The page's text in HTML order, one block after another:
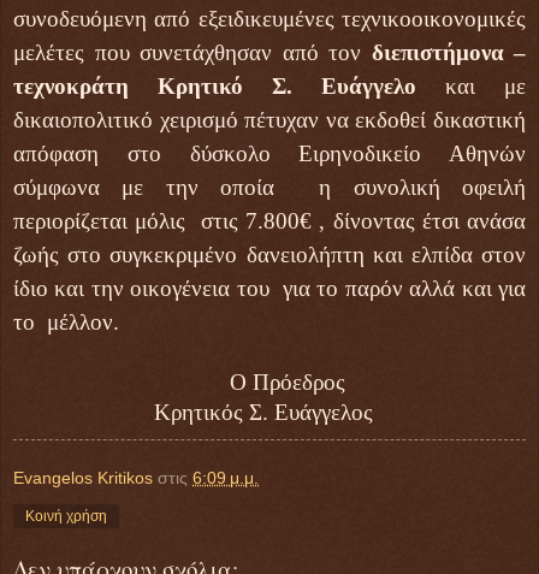
συνοδευόμενη από εξειδικευμένες τεχνικοοικονομικές
μελέτες που συνετάχθησαν από τον διεπιστήμονα –
τεχνοκράτη Κρητικό Σ. Ευάγγελο και με
δικαιοπολιτικό χειρισμό πέτυχαν να εκδοθεί δικαστική
απόφαση στο δύσκολο Ειρηνοδικείο Αθηνών
σύμφωνα με την οποία η συνολική οφειλή
περιορίζεται μόλις στις 7.800€ , δίνοντας έτσι ανάσα
ζωής στο συγκεκριμένο δανειολήπτη και ελπίδα στον
ίδιο και την οικογένεια του για το παρόν αλλά και για
το μέλλον.
Ο Πρόεδρος
Κρητικός Σ. Ευάγγελος
Evangelos Kritikos στις 6:09 μ.μ.
Κοινή χρήση